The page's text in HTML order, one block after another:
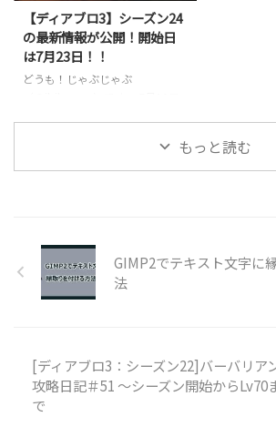
ることを目指して、余裕があれば
シーズン・ジャーニーのチャプタ
ー4までクリアするのを目標に進
めていきます。 キャラをひたす
らレベリング チャレンジ報酬を
ジ・リフトの報酬をノー ...
(∩´﹏`∩);:
かりません
【ディアブロ3】シーズン24
の最新情報が公開！開始日
は7月23日！！
どうも！じゃぶじゃぶ
2.7.1）の最新情報が公開されま
した！！ The past returns.
pic.twitter.com/SG1YD3dBvn —
Diablo (@Diablo) July 9, 2021
Google翻 ...
もっと読む
GIMP2でテキスト文字に
法
[ディアブロ3：シーズン22]バーバリア
攻略日記＃51 ～シーズン開始からLv70
で